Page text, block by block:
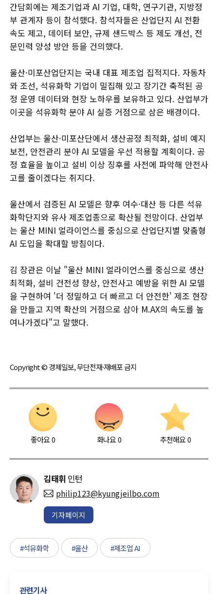
간담회에는 제조기업과 AI 기업, 대학, 연구기관, 지방정
부 관계자 등이 참석했다. 참석자들은 산업단지 AI 전환
속도 제고, 데이터 보안, 규제 샌드박스 등 제도 개선, 전
문인력 양성 방안 등을 건의했다.
울산·미포산업단지는 국내 대표 제조업 집적지다. 자동차
와 조선, 석유화학 기업이 밀집해 있고 장기간 축적된 공
정 운영 데이터와 현장 노하우를 보유하고 있다. 산업부가
이곳을 석유화학 분야 AI 실증 거점으로 삼은 배경이다.
산업부는 울산·미포산단에서 생산공정 최적화, 설비 예지
보전, 안전관리 분야 AI 모델을 우선 적용할 계획이다. 공
정 효율을 높이고 설비 이상 징후를 사전에 파악해 안전사
고를 줄이겠다는 취지다.
울산에서 검증된 AI 모델은 향후 여수·대산 등 다른 석유
화학단지와 유사 제조업종으로 확산될 전망이다. 산업부
는 울산 MINI 얼라이언스를 중심으로 산업단지별 맞춤형
AI 도입을 확대할 방침이다.
김 장관은 이날 "울산 MINI 얼라이언스를 중심으로 생산
최적화, 설비 건전성 향상, 안전사고 예방을 위한 AI 모델
을 구현하여 '더 정밀하고 더 빠르고 더 안전한' 제조 현장
을 만들고 지역 확산의 거점으로 삼아 M.AX의 속도를 높
여나가겠다"고 말했다.
Copyright © 경제일보, 무단전재·재배포 금지
좋아요0 화나요0 추천해요 0
김태휘 인턴
philip123@kyungjeilbo.com
기자페이지
#석유화학 #울산 #제조업 AI
관련기사